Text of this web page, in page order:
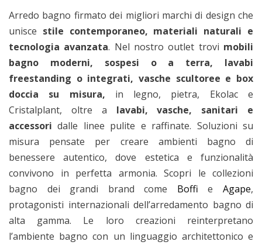
Arredo bagno firmato dei migliori marchi di design che
unisce stile contemporaneo, materiali naturali e
tecnologia avanzata. Nel nostro outlet trovi mobili
bagno moderni, sospesi o a terra, lavabi
freestanding o integrati, vasche scultoree e box
doccia su misura, in legno, pietra, Ekolac e
Cristalplant, oltre a lavabi, vasche, sanitari e
accessori dalle linee pulite e raffinate. Soluzioni su
misura pensate per creare ambienti bagno di
benessere autentico, dove estetica e funzionalità
convivono in perfetta armonia. Scopri le collezioni
bagno dei grandi brand come Boffi eAgape,
protagonisti internazionali dell’arredamento bagno di
alta gamma. Le loro creazioni reinterpretano
l’ambiente bagno con un linguaggio architettonico e